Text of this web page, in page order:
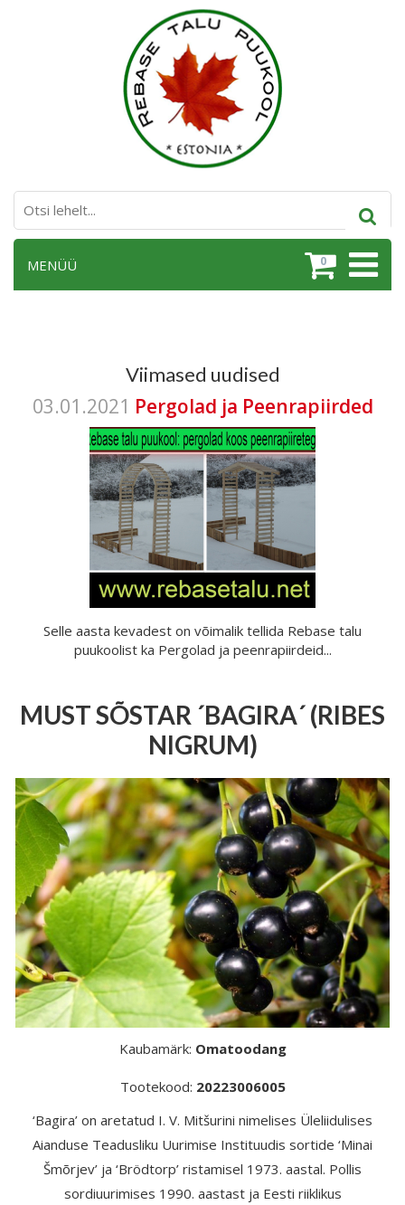
0
MENÜÜ
Viimased uudised
03.01.2021 Pergolad ja Peenrapiirded
Selle aasta kevadest on võimalik tellida Rebase talu
puukoolist ka Pergolad ja peenrapiirdeid...
MUST SÕSTAR ´BAGIRA´ (RIBES
NIGRUM)
Kaubamärk: Omatoodang
Tootekood: 20223006005
‘Bagira’ on aretatud I. V. Mitšurini nimelises Üleliidulises
Aianduse Teadusliku Uurimise Instituudis sortide ‘Minai
Šmõrjev’ ja ‘Brödtorp’ ristamisel 1973. aastal. Pollis
sordiuurimises 1990. aastast ja Eesti riiklikus